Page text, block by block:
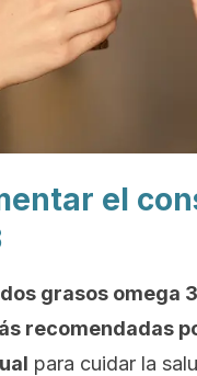
el
grasos omega
recomendadas
para cuidar la